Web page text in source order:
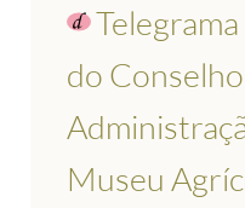
do
Museu